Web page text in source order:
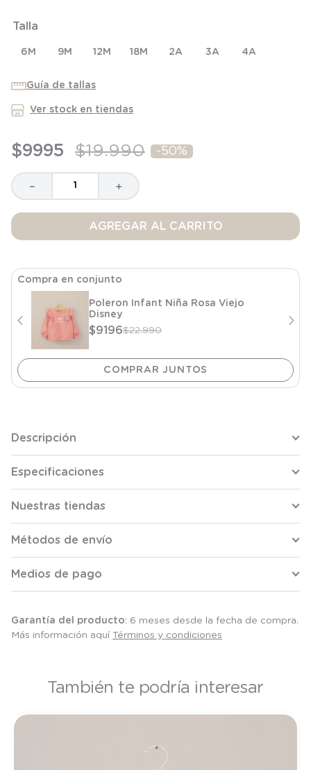
Talla
6M 9M 12M 18M 2A 3A 4A
Guía de tallas
Ver stock en tiendas
$9995 $19.990 -50%
＋
－
AGREGAR AL CARRITO
Compra en conjunto
Poleron Infant Niña Rosa Viejo
Disney
$9196$22.990
Descripción
Especificaciones
Nuestras tiendas
Métodos de envío
Medios de pago
Garantía del producto: 6 meses desde la fecha de compra.
Más información aquí Términos y condiciones
También te podría interesar
7.
8.
saco dormir
saco
zapatillas niño